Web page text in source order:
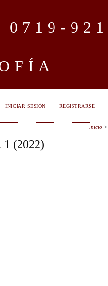
INICIAR SESIÓN REGISTRARSE
Inicio>
(2022)